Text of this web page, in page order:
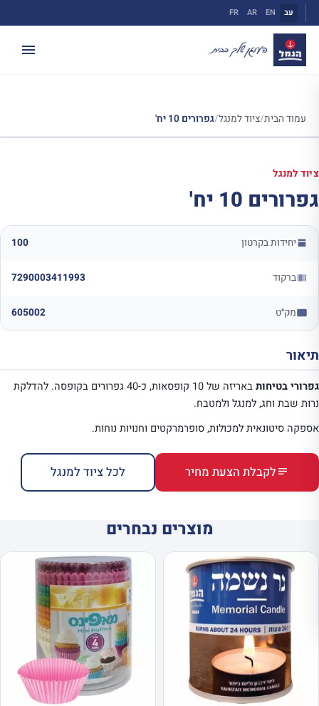
לתוכן
עב EN
AR
FR
עמוד הבית/ציוד למנגל/גפרורים 10 יח'
ציוד למנגל
גפרורים 10 יח'
יחידות בקרטון 100
ברקוד 7290003411993
מק״ט 605002
תיאור
גפרורי בטיחות
באריזה של 10 קופסאות, כ-40 גפרורים בקופסה. להדלקת
נרות שבת וחג, למנגל ולמטבח.
אספקה סיטונאית למכולות, סופרמרקטים וחנויות נוחות.
לקבלת הצעת מחיר לכל ציוד למנגל
מוצרים נבחרים